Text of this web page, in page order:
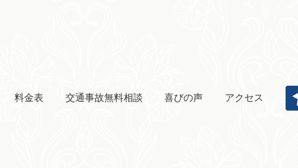
料金表 交通事故無料相談 喜びの声 アクセス